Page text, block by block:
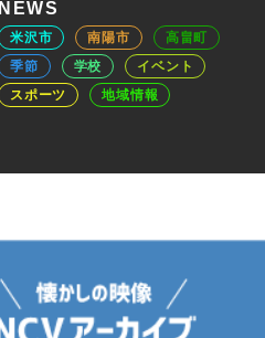
NEWS
米沢市 南陽市
高畠町
季節
学校
イベント
スポーツ
地域情報